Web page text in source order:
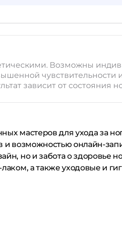
Возможны
зависит от
мастеров для ухода за
и возможностью онлайн-
но и забота о здоровье
а также уходовые и